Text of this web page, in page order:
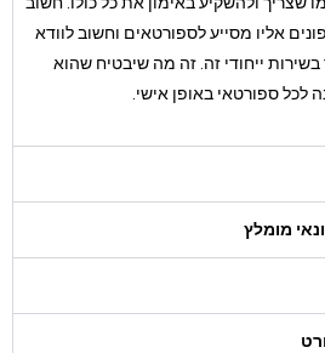
אליו מסייע לספורטאים וחשוב לוודא
בשירות ייחודי זה. זה מה שיבטיח שהוא
לכל ספורטאי באופן אישי.
מומלץ